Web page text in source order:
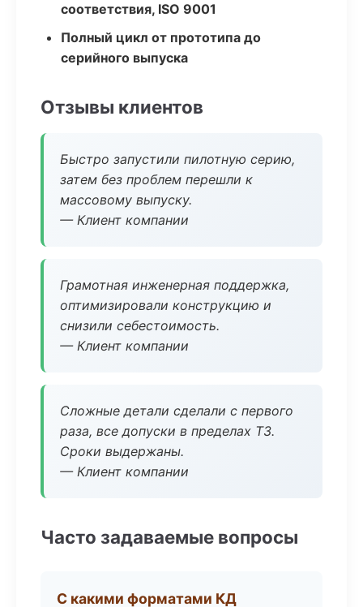
соответствия, ISO 9001
Полный цикл от прототипа до
серийного выпуска
Отзывы клиентов
Быстро запустили пилотную серию,
затем без проблем перешли к
массовому выпуску.
— Клиент компании
Грамотная инженерная поддержка,
оптимизировали конструкцию и
снизили себестоимость.
— Клиент компании
Сложные детали сделали с первого
раза, все допуски в пределах ТЗ.
Сроки выдержаны.
— Клиент компании
Часто задаваемые вопросы
С какими форматами КД